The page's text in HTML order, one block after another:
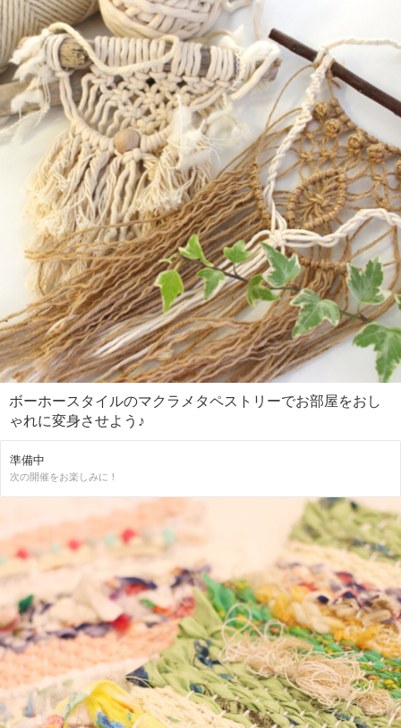
ボーホースタイルのマクラメタペストリーでお部屋をおし
ゃれに変身させよう♪
準備中
次の開催をお楽しみに！